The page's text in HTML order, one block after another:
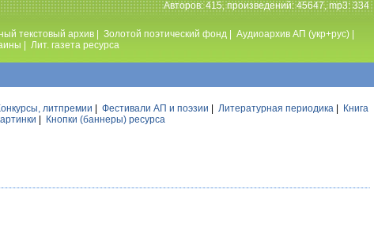
Авторов: 415, произведений: 45647, mp3: 334
текстовый архив Золотой поэтический фонд Аудиоархив АП (укр+рус)
Лит. газета ресурса
литпремии Фестивали АП и поэзии Литературная периодика
Книга
Кнопки (баннеры) ресурса